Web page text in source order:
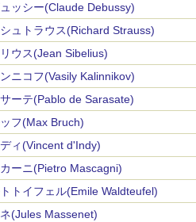
ュッシー(Claude Debussy)
ュトラウス(Richard Strauss)
ウス(Jean Sibelius)
ニコフ(Vasily Kalinnikov)
ーテ(Pablo de Sarasate)
フ(Max Bruch)
ィ(Vincent d'Indy)
ーニ(Pietro Mascagni)
トイフェル(Emile Waldteufel)
(Jules Massenet)